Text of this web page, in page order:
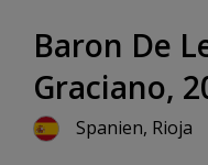
Baron De
Graciano,
Spanien, Rioja